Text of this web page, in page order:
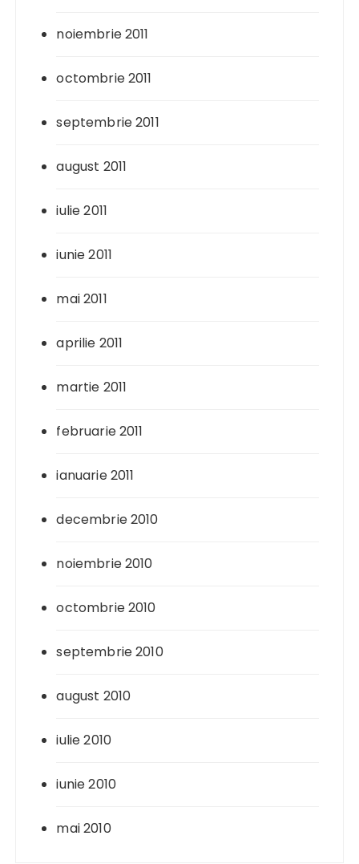
noiembrie 2011
octombrie 2011
septembrie 2011
august 2011
iulie 2011
iunie 2011
mai 2011
aprilie 2011
martie 2011
februarie 2011
ianuarie 2011
decembrie 2010
noiembrie 2010
octombrie 2010
septembrie 2010
august 2010
iulie 2010
iunie 2010
mai 2010